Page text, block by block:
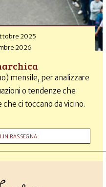
2025
2026
mensile, per analizzare
o tendenze che
che ci toccano da vicino.
IN RASSEGNA